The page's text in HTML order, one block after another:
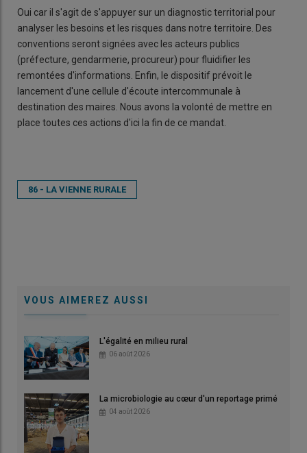
Oui car il s'agit de s'appuyer sur un diagnostic territorial pour
analyser les besoins et les risques dans notre territoire. Des
conventions seront signées avec les acteurs publics
(préfecture, gendarmerie, procureur) pour fluidifier les
remontées d'informations. Enfin, le dispositif prévoit le
lancement d'une cellule d'écoute intercommunale à
destination des maires. Nous avons la volonté de mettre en
place toutes ces actions d'ici la fin de ce mandat.
86 - LA VIENNE RURALE
VOUS AIMEREZ AUSSI
L'égalité en milieu rural
06 août 2026
La microbiologie au cœur d'un reportage primé
04 août 2026